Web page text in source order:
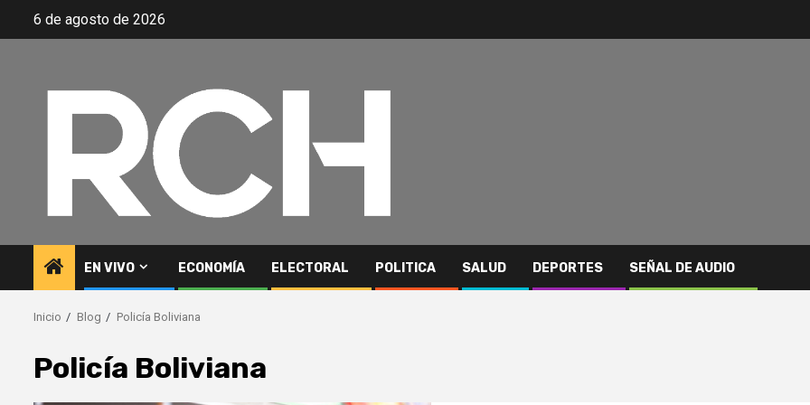
6 de agosto de 2026
EN VIVO ECONOMÍA ELECTORAL POLITICA SALUD DEPORTES SEÑAL DE AUDIO
Inicio Blog Policía Boliviana
Policía Boliviana